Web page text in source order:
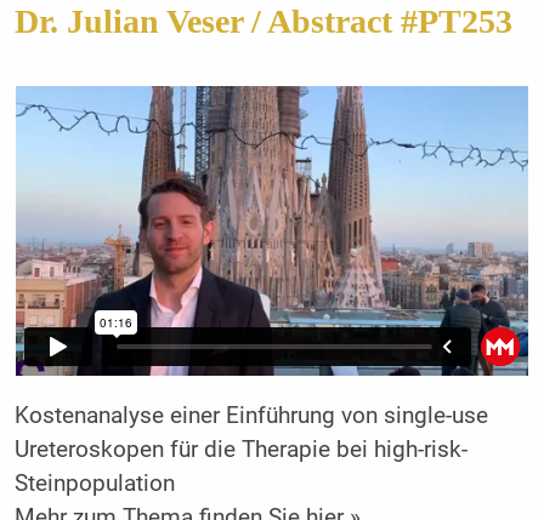
Dr. Julian Veser / Abstract #PT253
Kostenanalyse einer Einführung von single-use
Ureteroskopen für die Therapie bei high-risk-
Steinpopulation